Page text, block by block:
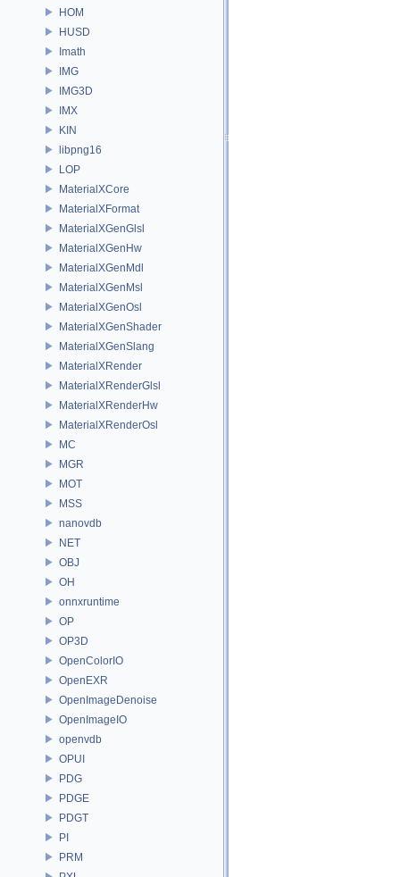
HOM
HUSD
Imath
IMG
IMG3D
IMX
KIN
libpng16
LOP
MaterialXCore
MaterialXFormat
MaterialXGenGlsl
MaterialXGenHw
MaterialXGenMdl
MaterialXGenMsl
MaterialXGenOsl
MaterialXGenShader
MaterialXGenSlang
MaterialXRender
MaterialXRenderGlsl
MaterialXRenderHw
MaterialXRenderOsl
MC
MGR
MOT
MSS
nanovdb
NET
OBJ
OH
onnxruntime
OP
OP3D
OpenColorIO
OpenEXR
OpenImageDenoise
OpenImageIO
openvdb
OPUI
PDG
PDGE
PDGT
PI
PRM